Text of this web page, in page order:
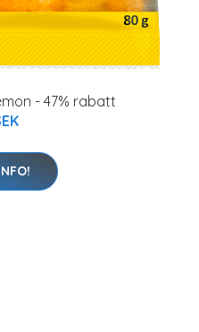
- 47% rabatt